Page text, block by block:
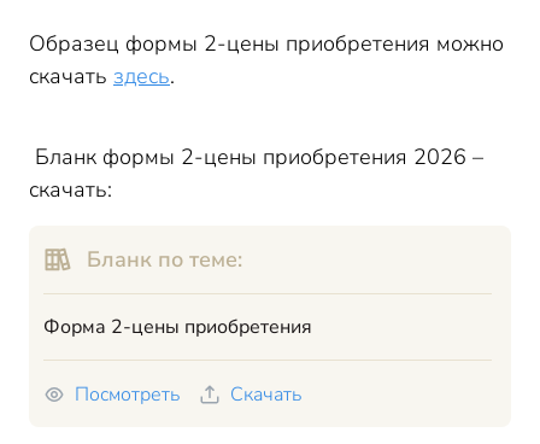
Образец формы 2-цены приобретения можно
скачать здесь.
Бланк формы 2-цены приобретения 2026 –
скачать:
Бланк по теме:
Форма 2-цены приобретения
Посмотреть Скачать